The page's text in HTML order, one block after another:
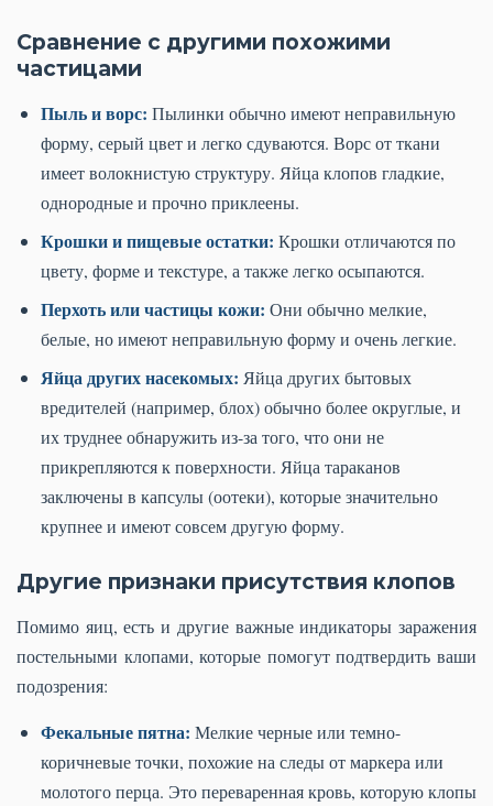
Сравнение с другими похожими
частицами
Пыль и ворс: Пылинки обычно имеют неправильную
форму, серый цвет и легко сдуваются. Ворс от ткани
имеет волокнистую структуру. Яйца клопов гладкие,
однородные и прочно приклеены.
Крошки и пищевые остатки: Крошки отличаются по
цвету, форме и текстуре, а также легко осыпаются.
Перхоть или частицы кожи: Они обычно мелкие,
белые, но имеют неправильную форму и очень легкие.
Яйца других насекомых: Яйца других бытовых
вредителей (например, блох) обычно более округлые, и
их труднее обнаружить из-за того, что они не
прикрепляются к поверхности. Яйца тараканов
заключены в капсулы (оотеки), которые значительно
крупнее и имеют совсем другую форму.
Другие признаки присутствия клопов
Помимо яиц, есть и другие важные индикаторы заражения
постельными клопами, которые помогут подтвердить ваши
подозрения:
Фекальные пятна: Мелкие черные или темно-
коричневые точки, похожие на следы от маркера или
молотого перца. Это переваренная кровь, которую клопы